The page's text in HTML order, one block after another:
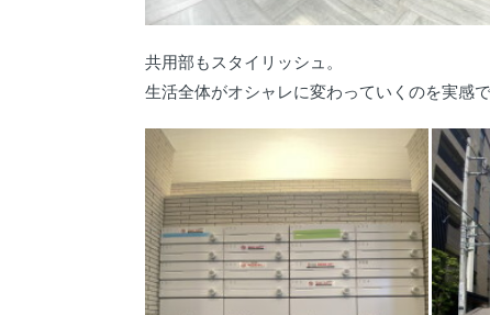
共用部もスタイリッシュ。
生活全体がオシャレに変わっていくのを実感